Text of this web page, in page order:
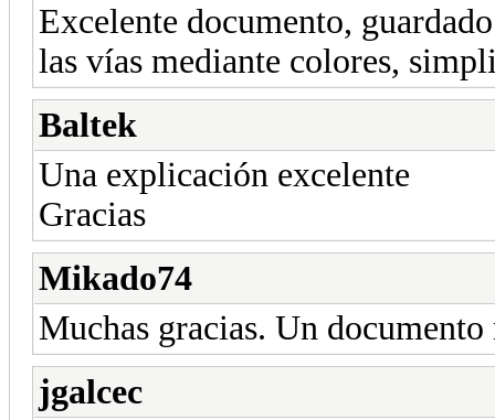
Excelente documento,
las vías mediante colores,
Baltek
Una explicación excelente
Gracias
Mikado74
Muchas gracias. Un
jgalcec